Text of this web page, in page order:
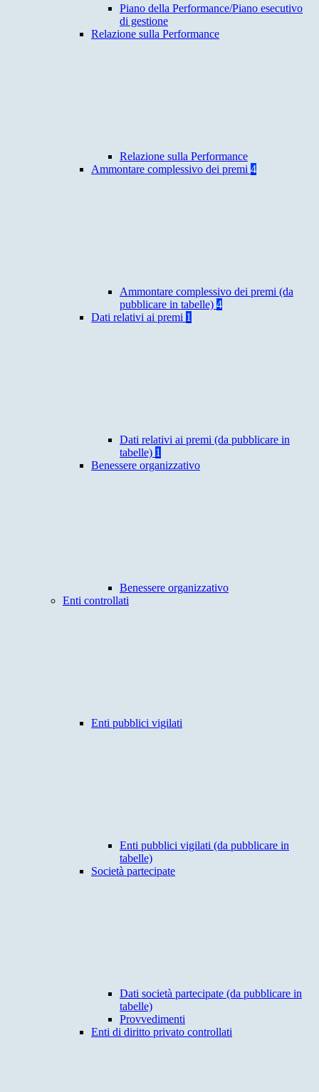
Piano della Performance/Piano esecutivo
di gestione
Relazione sulla Performance
Relazione sulla Performance
Ammontare complessivo dei premi 4
Ammontare complessivo dei premi (da
pubblicare in tabelle) 4
Dati relativi ai premi 1
Dati relativi ai premi (da pubblicare in
tabelle) 1
Benessere organizzativo
Benessere organizzativo
Enti controllati
Enti pubblici vigilati
Enti pubblici vigilati (da pubblicare in
tabelle)
Società partecipate
Dati società partecipate (da pubblicare in
tabelle)
Provvedimenti
Enti di diritto privato controllati